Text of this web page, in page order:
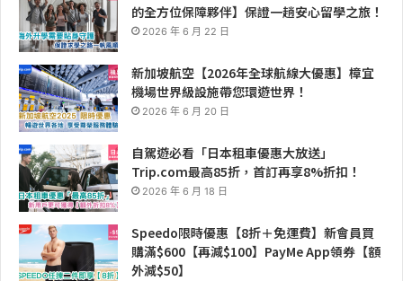
的全方位保障夥伴】保證一趟安心留學之旅！
2026 年 6 月 22 日
新加坡航空【2026年全球航線大優惠】樟宜
機場世界級設施帶您環遊世界！
2026 年 6 月 20 日
自駕遊必看「日本租車優惠大放送」
Trip.com最高85折，首訂再享8%折扣！
2026 年 6 月 18 日
Speedo限時優惠【8折＋免運費】新會員買
購滿$600【再減$100】PayMe App領券【額
外減$50】